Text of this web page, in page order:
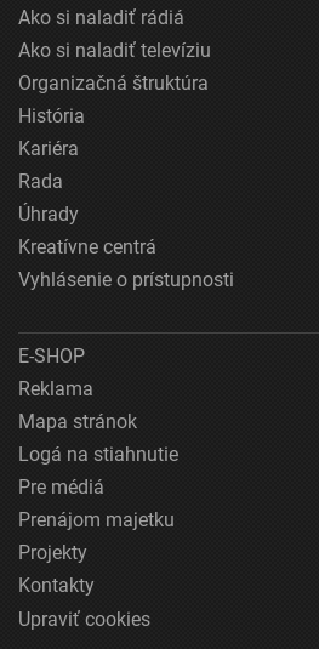
Ako si naladiť rádiá
Ako si naladiť televíziu
Organizačná štruktúra
História
Kariéra
Rada
Úhrady
Kreatívne centrá
Vyhlásenie o prístupnosti
E-SHOP
Reklama
Mapa stránok
Logá na stiahnutie
Pre médiá
Prenájom majetku
Projekty
Kontakty
Upraviť cookies